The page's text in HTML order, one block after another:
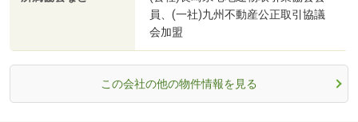
員、(一社)九州不動産公正取引協議
会加盟
この会社の他の物件情報を見る